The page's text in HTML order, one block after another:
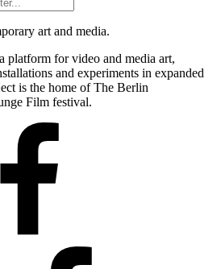
art and media.
platform for video and media art,
and experiments in expanded
is the home of The Berlin
Film festival.